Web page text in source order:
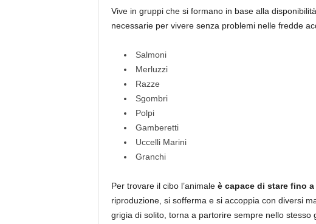
Vive in gruppi che si formano in base alla
necessarie per vivere senza problemi nelle fredde
Salmoni
Merluzzi
Razze
Sgombri
Polpi
Gamberetti
Uccelli Marini
Granchi
Per trovare il cibo l’animale è capace di stare fino
riproduzione, si sofferma e si accoppia con diversi
grigia di solito, torna a partorire sempre nello